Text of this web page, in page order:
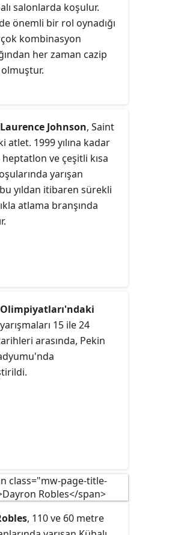
salonlarda koşulur.
önemli bir rol oynadığı
kombinasyon
her zaman cazip
Johnson, Saint
atlet. 1999 yılına kadar
ve çeşitli kısa
yarışan
yıldan itibaren sürekli
atlama branşında
Olimpiyatları'ndaki
yarışmaları 15 ile 24
arasında, Pekin
, 110 ve 60 metre